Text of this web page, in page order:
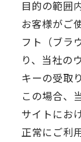
目的の範囲
お客様がご
フト（ブラ
り、当社の
キーの受取
この場合、
サイトにお
正常にご利